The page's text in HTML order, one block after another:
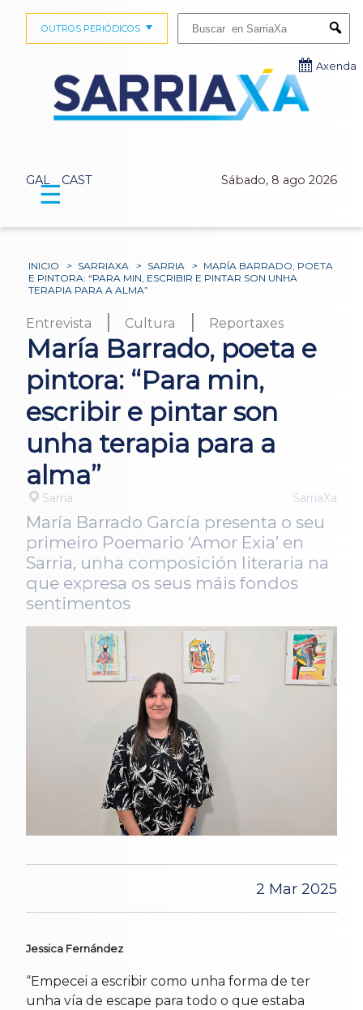
GAL CAST Sábado, 8 ago 2026
OUTROS PERIÓDICOS
Axenda
☰
INICIO > SARRIAXA > SARRIA > MARÍA BARRADO, POETA
E PINTORA: “PARA MIN, ESCRIBIR E PINTAR SON UNHA
TERAPIA PARA A ALMA”
Entrevista | Cultura | Reportaxes
María Barrado, poeta e
pintora: “Para min,
escribir e pintar son
unha terapia para a
alma”
Sarria SarriaXa
María Barrado García presenta o seu
primeiro Poemario ‘Amor Exia’ en
Sarria, unha composición literaria na
que expresa os seus máis fondos
sentimentos
2 Mar 2025
Jessica Fernández
“Empecei a escribir como unha forma de ter
unha vía de escape para todo o que estaba